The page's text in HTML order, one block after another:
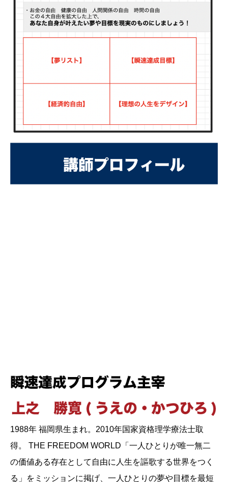
1988年 福岡県生まれ。2010年国家資格理学療法士取
得。 THE FREEDOM WORLD「一人ひとりが唯一無二
の価値ある存在として自由に人生を謳歌する世界をつく
る」をミッションに掲げ、一人ひとりの夢や目標を最短